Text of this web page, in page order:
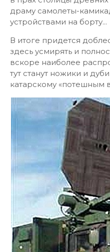
драму самолеты-
устройствами на борту...
В итоге придется
здесь усмирять и
вскоре наиболее
тут станут ножики и
катарскому «потешным